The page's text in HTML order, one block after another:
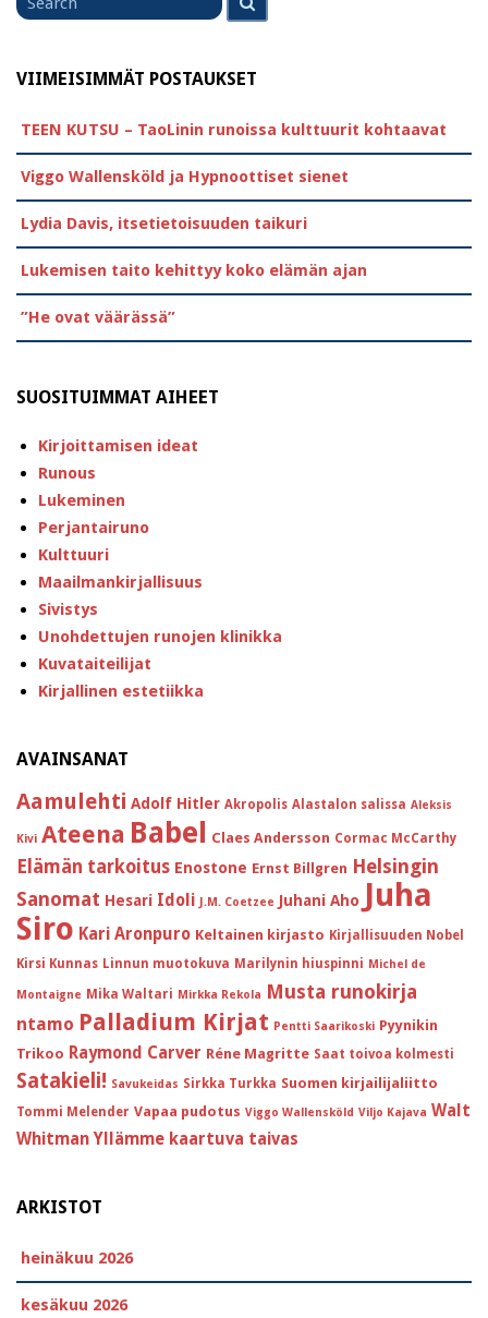
for
VIIMEISIMMÄT POSTAUKSET
TEEN KUTSU – TaoLinin runoissa kulttuurit kohtaavat
Viggo Wallensköld ja Hypnoottiset sienet
Lydia Davis, itsetietoisuuden taikuri
Lukemisen taito kehittyy koko elämän ajan
”He ovat väärässä”
SUOSITUIMMAT AIHEET
Kirjoittamisen ideat
Runous
Lukeminen
Perjantairuno
Kulttuuri
Maailmankirjallisuus
Sivistys
Unohdettujen runojen klinikka
Kuvataiteilijat
Kirjallinen estetiikka
AVAINSANAT
Aamulehti Adolf Hitler Akropolis Alastalon salissa Aleksis
Kivi Ateena Babel Claes Andersson Cormac McCarthy
Elämän tarkoitus Enostone Ernst Billgren Helsingin
Sanomat Hesari Idoli J.M. Coetzee Juhani Aho Juha
Siro Kari Aronpuro Keltainen kirjasto Kirjallisuuden Nobel
Kirsi Kunnas Linnun muotokuva Marilynin hiuspinni Michel de
Montaigne Mika Waltari Mirkka Rekola Musta runokirja
ntamo Palladium Kirjat Pentti Saarikoski Pyynikin
Trikoo Raymond Carver Réne Magritte Saat toivoa kolmesti
Satakieli! Savukeidas Sirkka Turkka Suomen kirjailijaliitto
Tommi Melender Vapaa pudotus Viggo Wallensköld Viljo Kajava Walt
Whitman Yllämme kaartuva taivas
ARKISTOT
heinäkuu 2026
kesäkuu 2026